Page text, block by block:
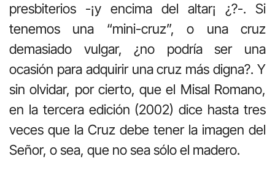
presbiterios -¡y encima del altar¡ ¿?-. Si
tenemos una “mini-cruz”, o una cruz
demasiado vulgar, ¿no podría ser una
ocasión para adquirir una cruz más digna?. Y
sin olvidar, por cierto, que el Misal Romano,
en la tercera edición (2002) dice hasta tres
veces que la Cruz debe tener la imagen del
Señor, o sea, que no sea sólo el madero.